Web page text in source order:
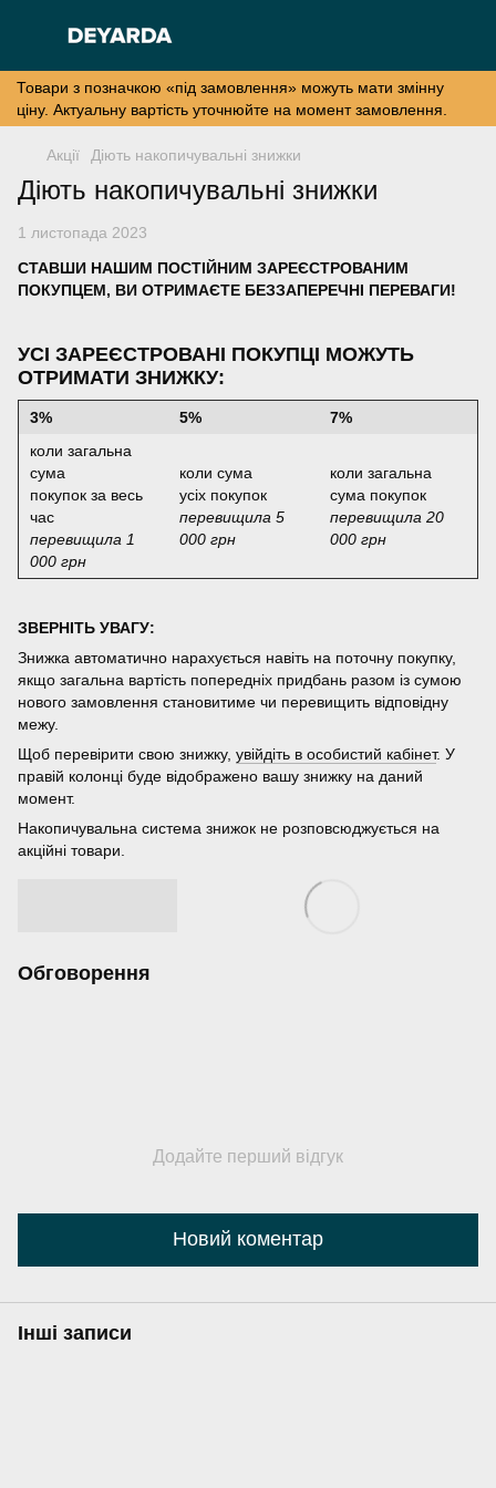
Товари з позначкою «під замовлення» можуть мати змінну
ціну. Актуальну вартість уточнюйте на момент замовлення.
Акції Діють накопичувальні знижки
Діють накопичувальні знижки
1 листопада 2023
СТАВШИ НАШИМ ПОСТІЙНИМ ЗАРЕЄСТРОВАНИМ
ПОКУПЦЕМ, ВИ ОТРИМАЄТЕ БЕЗЗАПЕРЕЧНІ ПЕРЕВАГИ!
УСІ ЗАРЕЄСТРОВАНІ ПОКУПЦІ МОЖУТЬ
ОТРИМАТИ ЗНИЖКУ:
3% 5%
7%
коли загальна
сума
покупок за весь
час
перевищила 1
000 грн
коли сума
усіх покупок
перевищила 5
000 грн
коли загальна
сума покупок
перевищила 20
000 грн
ЗВЕРНІТЬ УВАГУ:
Знижка автоматично нарахується навіть на поточну покупку,
якщо загальна вартість попередніх придбань разом із сумою
нового замовлення становитиме чи перевищить відповідну
межу.
Щоб перевірити свою знижку, увійдіть в особистий кабінет. У
правій колонці буде відображено вашу знижку на даний
момент.
Накопичувальна система знижок не розповсюджується на
акційні товари.
Обговорення
Додайте перший відгук
Новий коментар
Інші записи